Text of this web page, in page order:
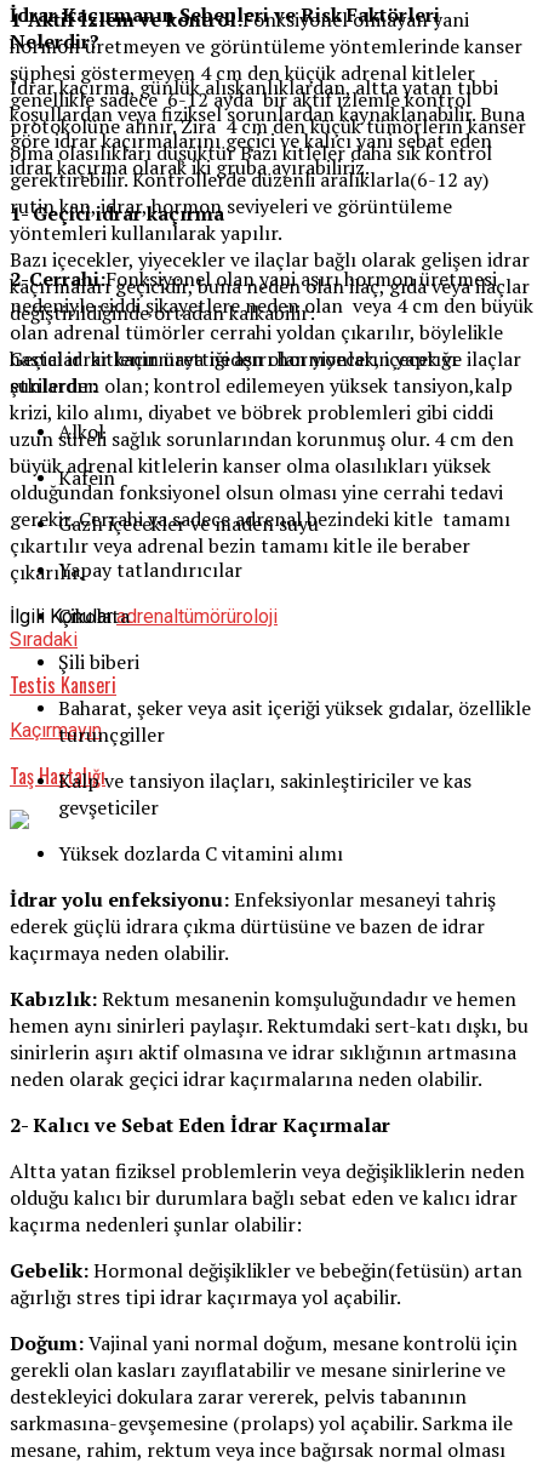
1-Aktif İzlem ve kontrol:Fonksiyonel olmayan yani
hormon üretmeyen ve görüntüleme yöntemlerinde kanser
şüphesi göstermeyen 4 cm den küçük adrenal kitleler
genellikle sadece 6-12 ayda bir aktif izlemle kontrol
protokolüne alınır. Zira 4 cm den küçük tümörlerin kanser
olma olasılıkları düşüktür Bazı kitleler daha sık kontrol
gerektirebilir. Kontrollerde düzenli aralıklarla(6-12 ay)
rutin kan, idrar, hormon seviyeleri ve görüntüleme
yöntemleri kullanılarak yapılır.
2-Cerrahi:Fonksiyonel olan yani aşırı hormon üretmesi
nedeniyle ciddi şikayetlere neden olan veya 4 cm den büyük
olan adrenal tümörler cerrahi yoldan çıkarılır, böylelikle
hastalar kitlenin ürettiği aşırı hormonların yaptığı
etkilerden olan; kontrol edilemeyen yüksek tansiyon,kalp
krizi, kilo alımı, diyabet ve böbrek problemleri gibi ciddi
uzun süreli sağlık sorunlarından korunmuş olur. 4 cm den
büyük adrenal kitlelerin kanser olma olasılıkları yüksek
olduğundan fonksiyonel olsun olması yine cerrahi tedavi
gerekir. Cerrahi ya sadece adrenal bezindeki kitle tamamı
çıkartılır veya adrenal bezin tamamı kitle ile beraber
çıkarılır.
İlgili Konular:adrenaltümörüroloji
Sıradaki
Testis Kanseri
Kaçırmayın
Taş Hastalığı
İdrar Kaçırmanın Sebepleri ve Risk Faktörleri
Nelerdir?
İdrar kaçırma, günlük alışkanlıklardan, altta yatan tıbbi
koşullardan veya fiziksel sorunlardan kaynaklanabilir. Buna
göre idrar kaçırmalarını geçici ve kalıcı yani sebat eden
idrar kaçırma olarak iki gruba ayırabiliriz.
1- Geçici idrar kaçırma
Bazı içecekler, yiyecekler ve ilaçlar bağlı olarak gelişen idrar
kaçırmaları geçicidir, buna neden olan ilaç, gıda veya ilaçlar
değiştirildiğinde ortadan kalkabilir:
Geçici idrar kaçırmaya neden olan yiyecek, içecek ve ilaçlar
şunlardır:
Alkol
Kafein
Gazlı içecekler ve maden suyu
Yapay tatlandırıcılar
Çikolata
Şili biberi
Baharat, şeker veya asit içeriği yüksek gıdalar, özellikle
turunçgiller
Kalp ve tansiyon ilaçları, sakinleştiriciler ve kas
gevşeticiler
Yüksek dozlarda C vitamini alımı
İdrar yolu enfeksiyonu:Enfeksiyonlar mesaneyi tahriş
ederek güçlü idrara çıkma dürtüsüne ve bazen de idrar
kaçırmaya neden olabilir.
Kabızlık:Rektum mesanenin komşuluğundadır ve hemen
hemen aynı sinirleri paylaşır. Rektumdaki sert-katı dışkı, bu
sinirlerin aşırı aktif olmasına ve idrar sıklığının artmasına
neden olarak geçici idrar kaçırmalarına neden olabilir.
2- Kalıcı ve Sebat Eden İdrar Kaçırmalar
Altta yatan fiziksel problemlerin veya değişikliklerin neden
olduğu kalıcı bir durumlara bağlı sebat eden ve kalıcı idrar
kaçırma nedenleri şunlar olabilir:
Gebelik:Hormonal değişiklikler ve bebeğin(fetüsün) artan
ağırlığı stres tipi idrar kaçırmaya yol açabilir.
Doğum:Vajinal yani normal doğum, mesane kontrolü için
gerekli olan kasları zayıflatabilir ve mesane sinirlerine ve
destekleyici dokulara zarar vererek, pelvis tabanının
sarkmasına-gevşemesine (prolaps) yol açabilir. Sarkma ile
mesane, rahim, rektum veya ince bağırsak normal olması